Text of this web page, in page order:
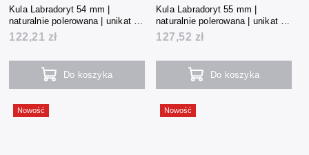
Kula Labradoryt 54 mm |
naturalnie polerowana | unikat |
227 g | Madagaskar
122,21 zł
Do koszyka
Kula Labradoryt 55 mm |
naturalnie polerowana | unikat |
237 g | Madagaskar
127,52 zł
Do koszyka
Nowość Nowość